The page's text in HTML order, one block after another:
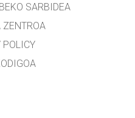
SARBIDEA
ZENTROA
POLICY